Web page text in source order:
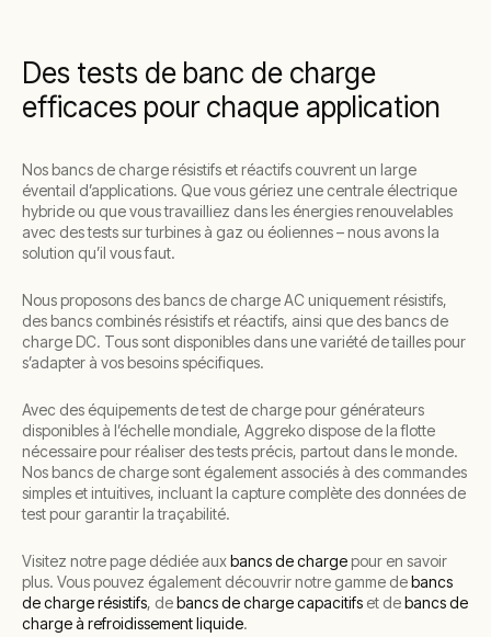
Des tests de banc de charge
efficaces pour chaque application
Nos bancs de charge résistifs et réactifs couvrent un large
éventail d’applications. Que vous gériez une centrale électrique
hybride ou que vous travailliez dans les énergies renouvelables
avec des tests sur turbines à gaz ou éoliennes – nous avons la
solution qu’il vous faut.
Nous proposons des bancs de charge AC uniquement résistifs,
des bancs combinés résistifs et réactifs, ainsi que des bancs de
charge DC. Tous sont disponibles dans une variété de tailles pour
s’adapter à vos besoins spécifiques.
Avec des équipements de test de charge pour générateurs
disponibles à l’échelle mondiale, Aggreko dispose de la flotte
nécessaire pour réaliser des tests précis, partout dans le monde.
Nos bancs de charge sont également associés à des commandes
simples et intuitives, incluant la capture complète des données de
test pour garantir la traçabilité.
Visitez notre page dédiée auxbancs de chargepour en savoir
plus. Vous pouvez également découvrir notre gamme debancs
de charge résistifs, debancs de charge capacitifs et debancs de
charge à refroidissement liquide.